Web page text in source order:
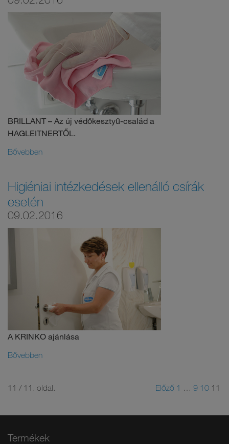
BRILLANT – Az új védőkesztyű-család a
HAGLEITNERTŐL.
Bővebben
Higiéniai intézkedések ellenálló csírák
esetén
09.02.2016
A KRINKO ajánlása
Bővebben
11 / 11. oldal. Előző 1 … 9 10 11
Termékek